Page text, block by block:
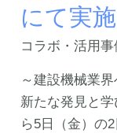
モ
リ
ー
ナ
を
活
にて実施
コラボ・活用事
～建設機械業
新たな発見と
ら5日（金）の